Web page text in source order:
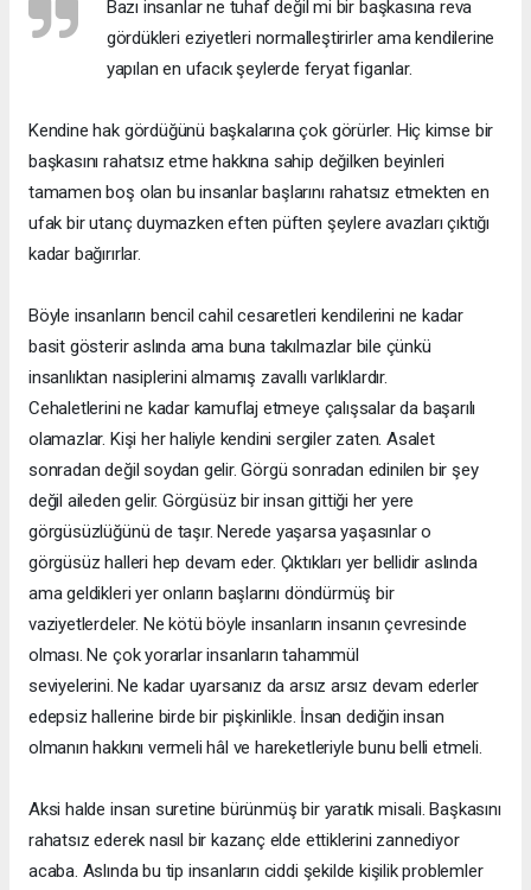
Bazı insanlar ne tuhaf değil mi bir başkasına reva
gördükleri eziyetleri normalleştirirler ama kendilerine
yapılan en ufacık şeylerde feryat figanlar.
Kendine hak gördüğünü başkalarına çok görürler. Hiç kimse bir
başkasını rahatsız etme hakkına sahip değilken beyinleri
tamamen boş olan bu insanlar başlarını rahatsız etmekten en
ufak bir utanç duymazken eften püften şeylere avazları çıktığı
kadar bağırırlar.
Böyle insanların bencil cahil cesaretleri kendilerini ne kadar
basit gösterir aslında ama buna takılmazlar bile çünkü
insanlıktan nasiplerini almamış zavallı varlıklardır.
Cehaletlerini ne kadar kamuflaj etmeye çalışsalar da başarılı
olamazlar. Kişi her haliyle kendini sergiler zaten. Asalet
sonradan değil soydan gelir. Görgü sonradan edinilen bir şey
değil aileden gelir. Görgüsüz bir insan gittiği her yere
görgüsüzlüğünü de taşır. Nerede yaşarsa yaşasınlar o
görgüsüz halleri hep devam eder. Çıktıkları yer bellidir aslında
ama geldikleri yer onların başlarını döndürmüş bir
vaziyetlerdeler. Ne kötü böyle insanların insanın çevresinde
olması. Ne çok yorarlar insanların tahammül
seviyelerini. Ne kadar uyarsanız da arsız arsız devam ederler
edepsiz hallerine birde bir pişkinlikle. İnsan dediğin insan
olmanın hakkını vermeli hâl ve hareketleriyle bunu belli etmeli.
Aksi halde insan suretine bürünmüş bir yaratık misali. Başkasını
rahatsız ederek nasıl bir kazanç elde ettiklerini zannediyor
acaba. Aslında bu tip insanların ciddi şekilde kişilik problemler